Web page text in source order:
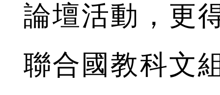
論壇活動，更
聯合國教科文